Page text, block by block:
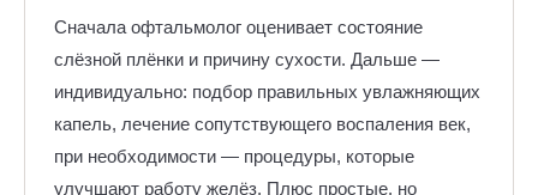
Сначала офтальмолог оценивает состояние
слёзной плёнки и причину сухости. Дальше —
индивидуально: подбор правильных увлажняющих
капель, лечение сопутствующего воспаления век,
при необходимости — процедуры, которые
улучшают работу желёз. Плюс простые, но